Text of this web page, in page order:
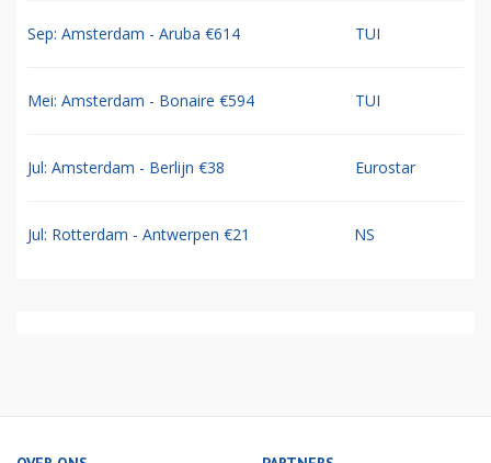
Sep: Amsterdam - Aruba €614 TUI
Mei: Amsterdam - Bonaire €594 TUI
Jul: Amsterdam - Berlijn €38 Eurostar
Jul: Rotterdam - Antwerpen €21 NS